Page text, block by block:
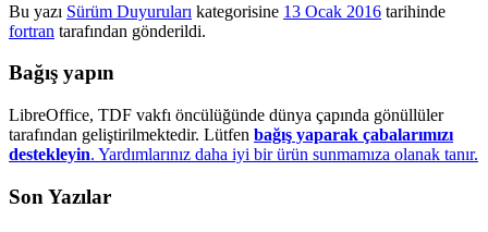
Bu yazı Sürüm Duyuruları kategorisine 13 Ocak 2016 tarihinde
fortran tarafından gönderildi.
Bağış yapın
LibreOffice, TDF vakfı öncülüğünde dünya çapında gönüllüler
tarafından geliştirilmektedir. Lütfen bağış yaparak çabalarımızı
destekleyin. Yardımlarınız daha iyi bir ürün sunmamıza olanak tanır.
Son Yazılar